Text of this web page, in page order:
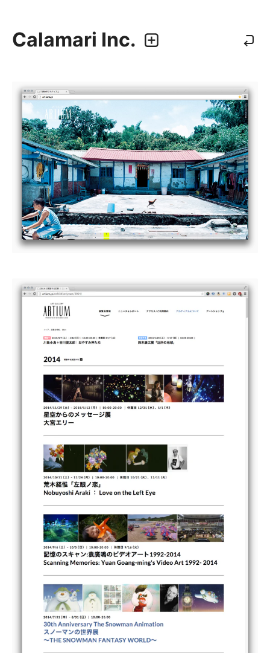
Calamari Inc.
092 292 4875
業務内容
・グラフィックデザイン
・エディトリアルデザイン
・ウェブデザイン／構築
・アプリケーション、UI/UXデザイン
・プロダクトデザイン
デザイナー
・田中 慶二